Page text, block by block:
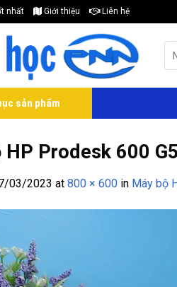
nhất Giới thiệu Liên hệ
sản phẩm
HP Prodesk 600
03/2023 at 800 × 600 in Máy bộ